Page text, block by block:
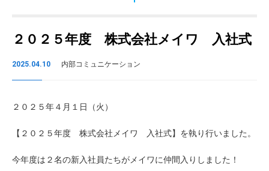
２０２５年度 株式会社メイワ 入社式
2025.04.10 内部コミュニケーション
２０２５年４月１日（火）
【２０２５年度 株式会社メイワ 入社式】を執り行いました。
今年度は２名の新入社員たちがメイワに仲間入りしました！